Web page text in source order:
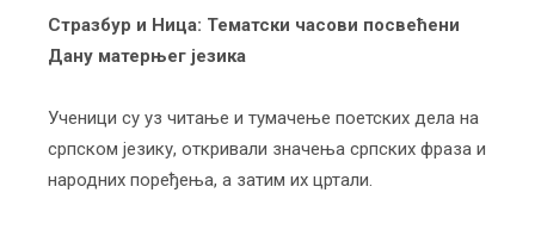
Стразбур и Ница: Тематски часови посвећени
Дану матерњег језика
Ученици су уз читање и тумачење поетских дела на
српском језику, откривали значења српских фраза и
народних поређења, а затим их цртали.